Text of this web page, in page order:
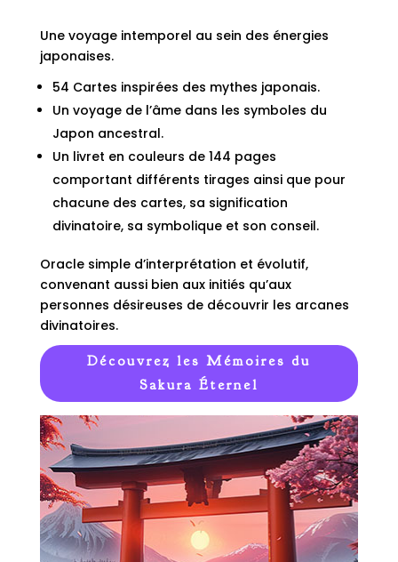
Une voyage intemporel au sein des énergies
japonaises.
54 Cartes inspirées des mythes japonais.
Un voyage de l’âme dans les symboles du
Japon ancestral.
Un livret en couleurs de 144 pages
comportant différents tirages ainsi que pour
chacune des cartes, sa signification
divinatoire, sa symbolique et son conseil.
Oracle simple d’interprétation et évolutif,
convenant aussi bien aux initiés qu’aux
personnes désireuses de découvrir les arcanes
divinatoires.
Découvrez les Mémoires du
Sakura Éternel